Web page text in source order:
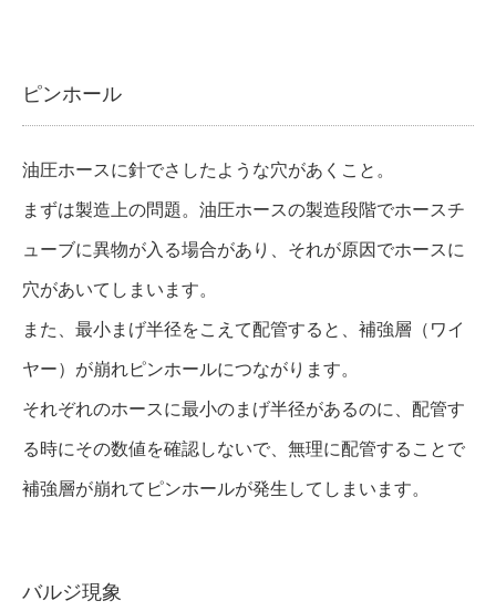
ピンホール
油圧ホースに針でさしたような穴があくこと。
まずは製造上の問題。油圧ホースの製造段階でホースチ
ューブに異物が入る場合があり、それが原因でホースに
穴があいてしまいます。
また、最小まげ半径をこえて配管すると、補強層（ワイ
ヤー）が崩れピンホールにつながります。
それぞれのホースに最小のまげ半径があるのに、配管す
る時にその数値を確認しないで、無理に配管することで
補強層が崩れてピンホールが発生してしまいます。
バルジ現象